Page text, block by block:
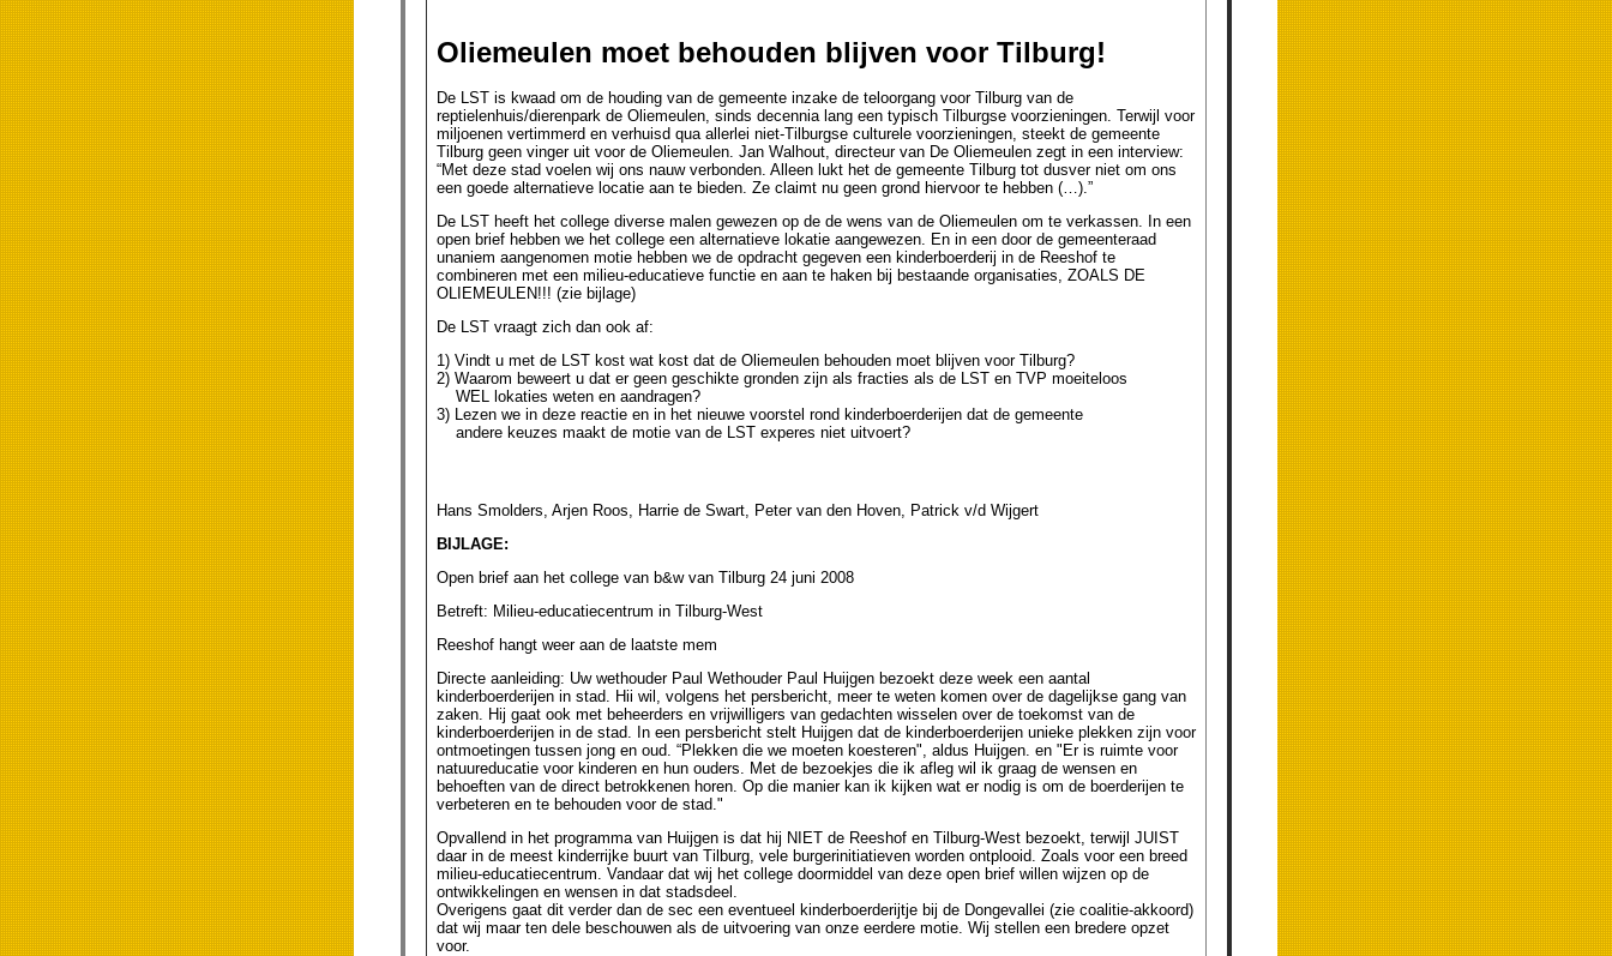
Oliemeulen moet behouden blijven voor Tilburg!
De LST is kwaad om de houding van de gemeente inzake de teloorgang voor Tilburg van de
reptielenhuis/dierenpark de Oliemeulen, sinds decennia lang een typisch Tilburgse voorzieningen. Terwijl voor
miljoenen vertimmerd en verhuisd qua allerlei niet-Tilburgse culturele voorzieningen, steekt de gemeente
Tilburg geen vinger uit voor de Oliemeulen. Jan Walhout, directeur van De Oliemeulen zegt in een interview:
“Met deze stad voelen wij ons nauw verbonden. Alleen lukt het de gemeente Tilburg tot dusver niet om ons
een goede alternatieve locatie aan te bieden. Ze claimt nu geen grond hiervoor te hebben (…).”
De LST heeft het college diverse malen gewezen op de de wens van de Oliemeulen om te verkassen. In een
open brief hebben we het college een alternatieve lokatie aangewezen. En in een door de gemeenteraad
unaniem aangenomen motie hebben we de opdracht gegeven een kinderboerderij in de Reeshof te
combineren met een milieu-educatieve functie en aan te haken bij bestaande organisaties, ZOALS DE
OLIEMEULEN!!! (zie bijlage)
De LST vraagt zich dan ook af:
1) Vindt u met de LST kost wat kost dat de Oliemeulen behouden moet blijven voor Tilburg?
2) Waarom beweert u dat er geen geschikte gronden zijn als fracties als de LST en TVP moeiteloos
WEL lokaties weten en aandragen?
3) Lezen we in deze reactie en in het nieuwe voorstel rond kinderboerderijen dat de gemeente
andere keuzes maakt de motie van de LST experes niet uitvoert?
Hans Smolders, Arjen Roos, Harrie de Swart, Peter van den Hoven, Patrick v/d Wijgert
BIJLAGE:
Open brief aan het college van b&w van Tilburg 24 juni 2008
Betreft: Milieu-educatiecentrum in Tilburg-West
Reeshof hangt weer aan de laatste mem
Directe aanleiding: Uw wethouder Paul Wethouder Paul Huijgen bezoekt deze week een aantal
kinderboerderijen in stad. Hii wil, volgens het persbericht, meer te weten komen over de dagelijkse gang van
zaken. Hij gaat ook met beheerders en vrijwilligers van gedachten wisselen over de toekomst van de
kinderboerderijen in de stad. In een persbericht stelt Huijgen dat de kinderboerderijen unieke plekken zijn voor
ontmoetingen tussen jong en oud. “Plekken die we moeten koesteren", aldus Huijgen. en "Er is ruimte voor
natuureducatie voor kinderen en hun ouders. Met de bezoekjes die ik afleg wil ik graag de wensen en
behoeften van de direct betrokkenen horen. Op die manier kan ik kijken wat er nodig is om de boerderijen te
verbeteren en te behouden voor de stad."
Opvallend in het programma van Huijgen is dat hij NIET de Reeshof en Tilburg-West bezoekt, terwijl JUIST
daar in de meest kinderrijke buurt van Tilburg, vele burgerinitiatieven worden ontplooid. Zoals voor een breed
milieu-educatiecentrum. Vandaar dat wij het college doormiddel van deze open brief willen wijzen op de
ontwikkelingen en wensen in dat stadsdeel.
Overigens gaat dit verder dan de sec een eventueel kinderboerderijtje bij de Dongevallei (zie coalitie-akkoord)
dat wij maar ten dele beschouwen als de uitvoering van onze eerdere motie. Wij stellen een bredere opzet
voor.